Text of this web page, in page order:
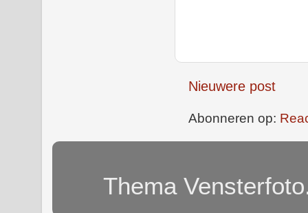
Nieuwere post
Abonneren op:
Thema